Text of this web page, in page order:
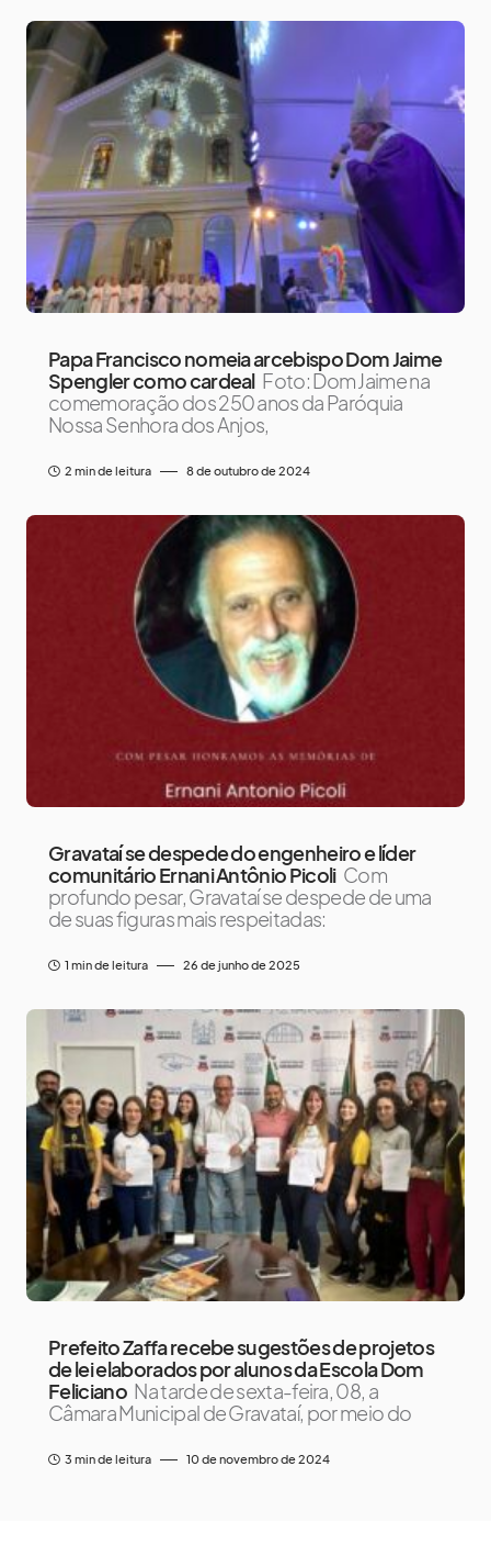
Papa Francisco nomeia arcebispo Dom Jaime
Spengler como cardeal Foto: Dom Jaime na
comemoração dos 250 anos da Paróquia
Nossa Senhora dos Anjos,
2 min de leitura 8 de outubro de 2024
Gravataí se despede do engenheiro e líder
comunitário Ernani Antônio Picoli Com
profundo pesar, Gravataí se despede de uma
de suas figuras mais respeitadas:
1 min de leitura 26 de junho de 2025
Prefeito Zaffa recebe sugestões de projetos
de lei elaborados por alunos da Escola Dom
Feliciano Na tarde de sexta-feira, 08, a
Câmara Municipal de Gravataí, por meio do
3 min de leitura 10 de novembro de 2024